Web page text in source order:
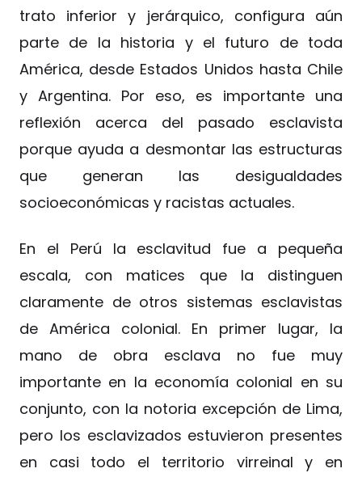
trato inferior y jerárquico, configura aún
parte de la historia y el futuro de toda
América, desde Estados Unidos hasta Chile
y Argentina. Por eso, es importante una
reflexión acerca del pasado esclavista
porque ayuda a desmontar las estructuras
que generan las desigualdades
socioeconómicas y racistas actuales.
En el Perú la esclavitud fue a pequeña
escala, con matices que la distinguen
claramente de otros sistemas esclavistas
de América colonial. En primer lugar, la
mano de obra esclava no fue muy
importante en la economía colonial en su
conjunto, con la notoria excepción de Lima,
pero los esclavizados estuvieron presentes
en casi todo el territorio virreinal y en